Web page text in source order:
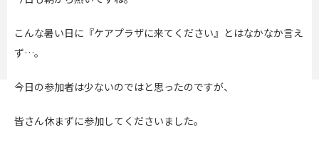
こんな暑い日に『ケアプラザに来てください』とはなかなか言え
ず…。
今日の参加者は少ないのではと思ったのですが、
皆さん休まずに参加してくださいました。